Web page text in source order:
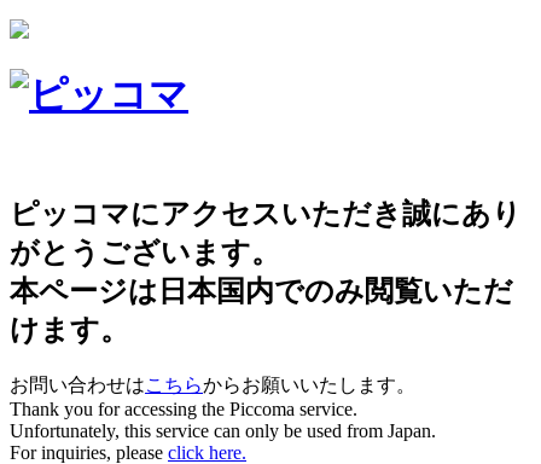
ピッコマにアクセスいただき誠にあり
がとうございます。
本ページは日本国内でのみ閲覧いただ
けます。
お問い合わせはこちらからお願いいたします。
Thank you for accessing the Piccoma service.
Unfortunately, this service can only be used from Japan.
For inquiries, please click here.